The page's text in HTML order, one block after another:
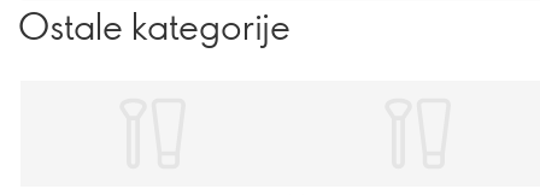
Ostale kategorije